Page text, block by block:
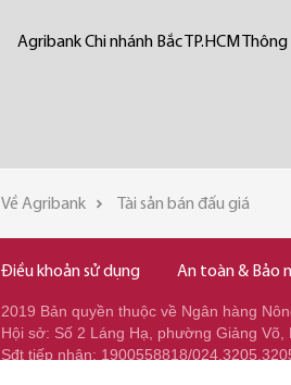
Agribank Chi nhánh Bắc TP.HCM
Về Agribank Tài sản bán đấu giá
Điều khoản sử dụng An toàn & Bảo
2019 Bản quyền thuộc về Ngân hàng
Hội sở: Số 2 Láng Hạ, phường Giảng Võ,
Sđt tiếp nhận: 1900558818/